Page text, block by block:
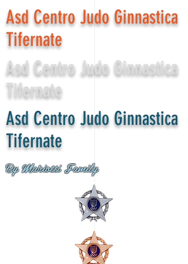
Asd Centro Judo Ginnastica
Tifernate
Asd Centro Judo Ginnastica
Tifernate
Asd Centro Judo Ginnastica
Tifernate
By Mariotti Family